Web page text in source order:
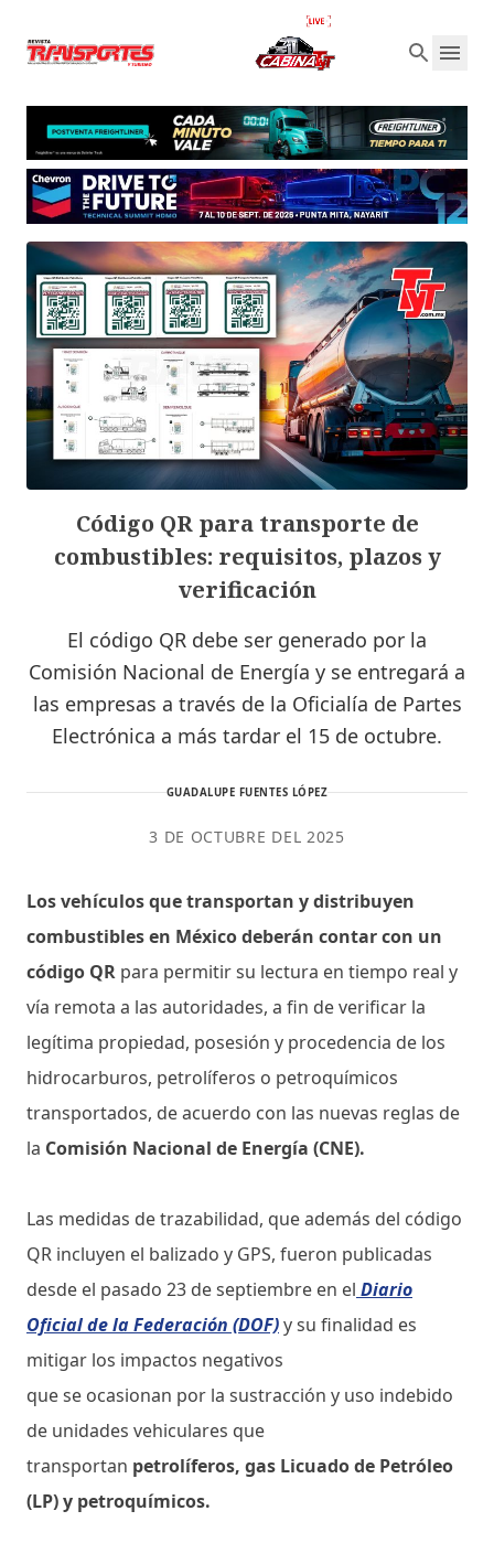
Código QR para transporte de
combustibles: requisitos, plazos y
verificación
El código QR debe ser generado por la
Comisión Nacional de Energía y se entregará a
las empresas a través de la Oficialía de Partes
Electrónica a más tardar el 15 de octubre.
GUADALUPE FUENTES LÓPEZ
3 DE OCTUBRE DEL 2025
Los vehículos que transportan y distribuyen
combustibles en México deberán contar con un
código QR para permitir su lectura en tiempo real y
vía remota a las autoridades, a fin de verificar la
legítima propiedad, posesión y procedencia de los
hidrocarburos, petrolíferos o petroquímicos
transportados, de acuerdo con las nuevas reglas de
la Comisión Nacional de Energía (CNE).
Las medidas de trazabilidad, que además del código
QR incluyen el balizado y GPS, fueron publicadas
desde el pasado 23 de septiembre en el Diario
Oficial de la Federación (DOF)y su finalidad es
mitigar los impactos negativos
que se ocasionan por la sustracción y uso indebido
de unidades vehiculares que
transportan petrolíferos, gas Licuado de Petróleo
(LP) y petroquímicos.